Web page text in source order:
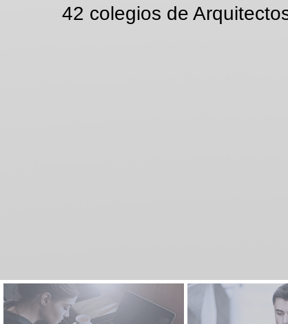
42 colegios de